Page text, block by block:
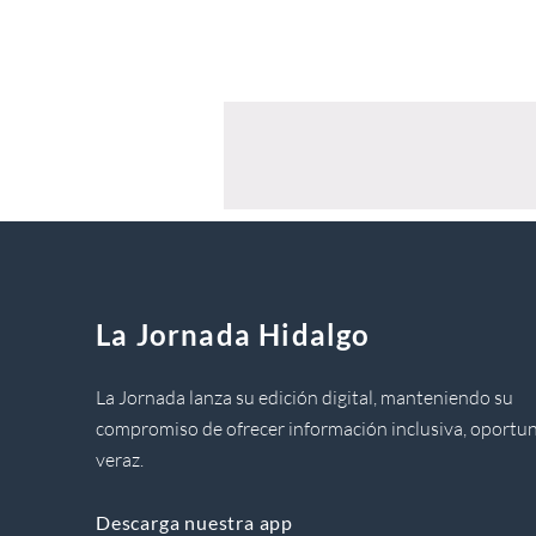
La Jornada Hidalgo
La Jornada lanza su edición digital, manteniendo su
compromiso de ofrecer información inclusiva,
veraz.
Descarga nuestra app